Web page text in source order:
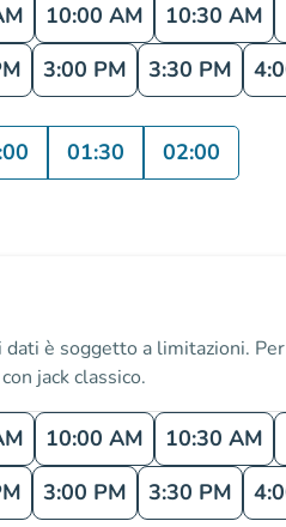
10:00 AM 10:30 AM
3:00 PM 3:30 PM
01:30 02:00
è soggetto a limitazioni.
jack classico.
10:00 AM 10:30 AM
3:00 PM 3:30 PM